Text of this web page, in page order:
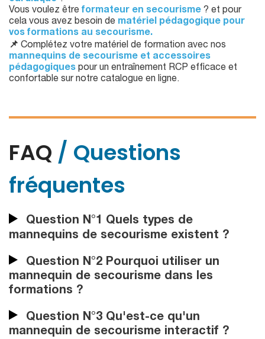
Vous voulez être formateur en secourisme ? et pour
cela vous avez besoin de matériel pédagogique pour
vos formations au secourisme.
📌 Complétez votre matériel de formation avec nos
mannequins de secourisme et accessoires
pédagogiques pour un entraînement RCP efficace et
confortable sur notre catalogue en ligne.
FAQ / Questions
fréquentes
Question N°1 Quels types de
mannequins de secourisme existent ?
Question N°2 Pourquoi utiliser un
mannequin de secourisme dans les
formations ?
Question N°3 Qu'est-ce qu'un
mannequin de secourisme interactif ?